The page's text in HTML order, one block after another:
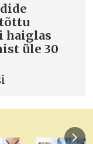
haiglas
üle 30